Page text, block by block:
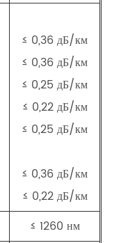
≤ 0,36 дБ/км
≤ 0,36 дБ/км
≤ 0,25 дБ/км
≤ 0,22 дБ/км
≤ 0,25 дБ/км
≤ 0,36 дБ/км
≤ 0,22 дБ/км
≤ 1260 нм